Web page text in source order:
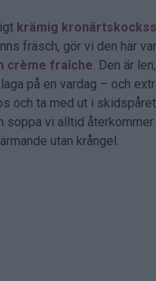
krämig
fräsch, gör vi den här
crème fraîche. Den är
på en vardag – och
och ta med ut i
soppa vi alltid
utan krångel.